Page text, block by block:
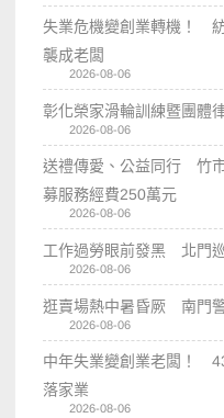
失業危機變創業轉機！
襲成老闆
2026-08-06
彰化榮家滑輪訓練暨團體
2026-08-06
送禮傳愛、公益同行 竹
募服務經費250萬元
2026-08-06
工作過勞眼前發黑 北門
2026-08-06
逛賣場熱中暑昏厥 南門
2026-08-06
中年失業變創業老闆！
落家業
2026-08-06